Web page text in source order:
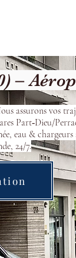
–
assurons vos
Part‑Dieu/
eau & chargeurs
24/7.